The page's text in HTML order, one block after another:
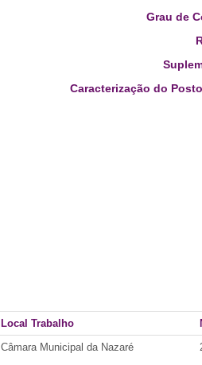
Grau de
Caracterização do
Local Trabalho
Câmara Municipal da Nazaré